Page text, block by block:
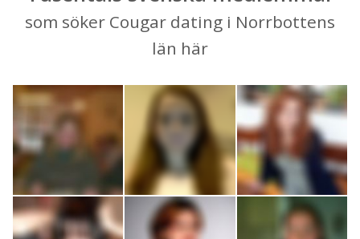
som söker Cougar dating i Norrbottens
län här